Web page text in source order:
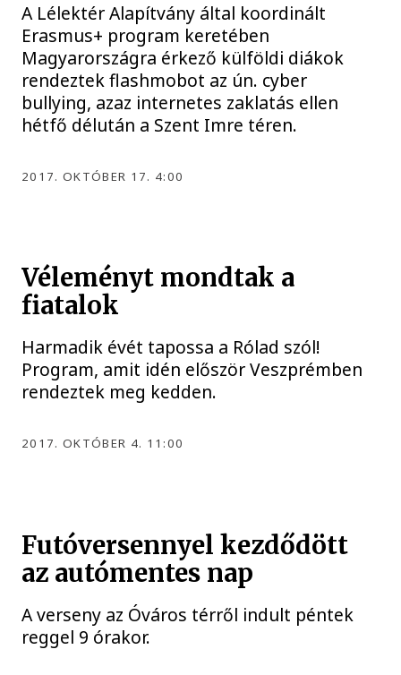
A Lélektér Alapítvány által koordinált
Erasmus+ program keretében
Magyarországra érkező külföldi diákok
rendeztek flashmobot az ún. cyber
bullying, azaz internetes zaklatás ellen
hétfő délután a Szent Imre téren.
2017. OKTÓBER 17. 4:00
Véleményt mondtak a
fiatalok
Harmadik évét tapossa a Rólad szól!
Program, amit idén először Veszprémben
rendeztek meg kedden.
2017. OKTÓBER 4. 11:00
Futóversennyel kezdődött
az autómentes nap
A verseny az Óváros térről indult péntek
reggel 9 órakor.